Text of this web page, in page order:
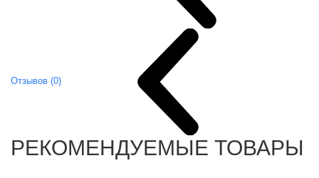
Отзывов (0)
РЕКОМЕНДУЕМЫЕ ТОВАРЫ